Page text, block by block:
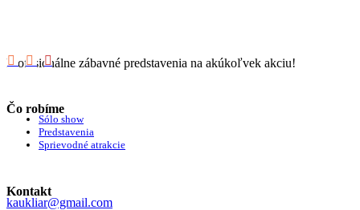
Profesionálne zábavné predstavenia na akúkoľvek akciu!
Čo robíme
Sólo show
Predstavenia
Sprievodné atrakcie
Kontakt
kaukliar@gmail.com